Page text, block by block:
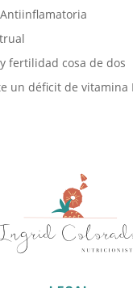
fertilidad cosa de dos
un déficit de vitamina